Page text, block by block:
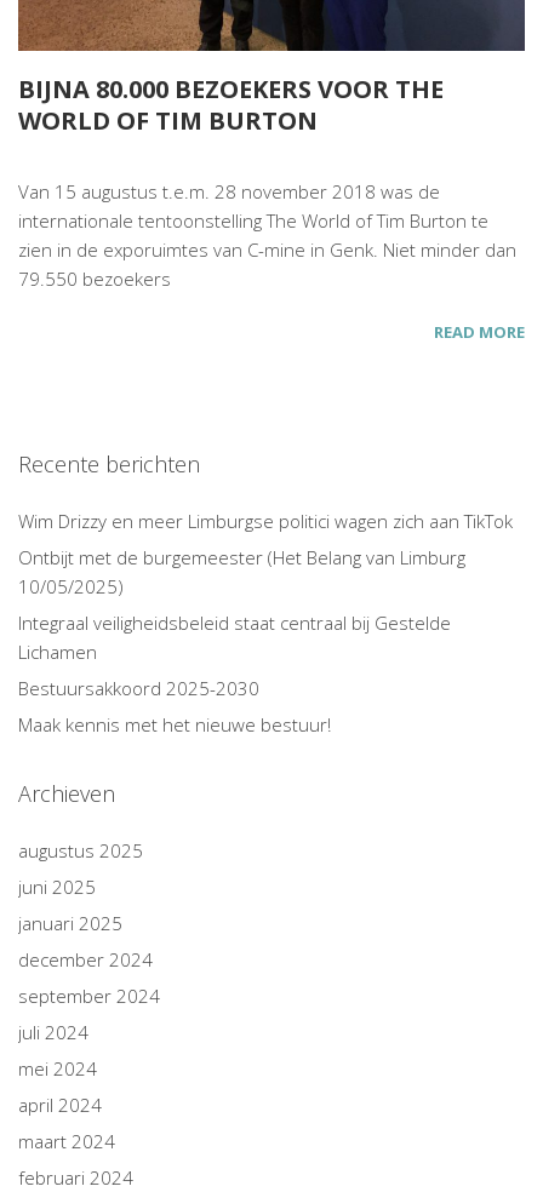
BIJNA 80.000 BEZOEKERS VOOR THE
WORLD OF TIM BURTON
Van 15 augustus t.e.m. 28 november 2018 was de
internationale tentoonstelling The World of Tim Burton te
zien in de exporuimtes van C-mine in Genk. Niet minder dan
79.550 bezoekers
READ MORE
Recente berichten
Wim Drizzy en meer Limburgse politici wagen zich aan TikTok
Ontbijt met de burgemeester (Het Belang van Limburg
10/05/2025)
Integraal veiligheidsbeleid staat centraal bij Gestelde
Lichamen
Bestuursakkoord 2025-2030
Maak kennis met het nieuwe bestuur!
Archieven
augustus 2025
juni 2025
januari 2025
december 2024
september 2024
juli 2024
mei 2024
april 2024
maart 2024
februari 2024